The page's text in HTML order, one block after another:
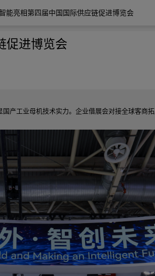
能亮相第四届中国国际供应链促进博览会
促进博览会
产工业母机技术实力。企业借展会对接全球客商